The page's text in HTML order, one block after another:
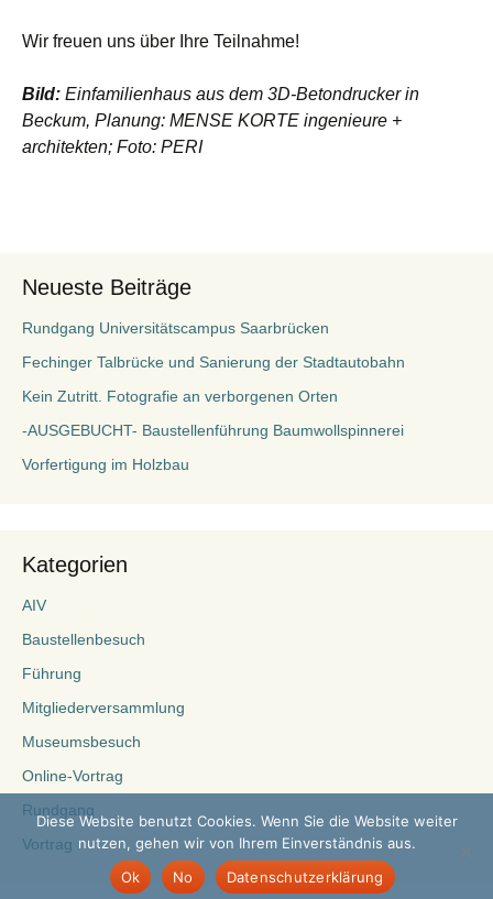
Wir freuen uns über Ihre Teilnahme!
Bild: Einfamilienhaus aus dem 3D-Betondrucker in
Beckum, Planung: MENSE KORTE ingenieure +
architekten; Foto: PERI
Neueste Beiträge
Rundgang Universitätscampus Saarbrücken
Fechinger Talbrücke und Sanierung der Stadtautobahn
Kein Zutritt. Fotografie an verborgenen Orten
-AUSGEBUCHT- Baustellenführung Baumwollspinnerei
Vorfertigung im Holzbau
Kategorien
AIV
Baustellenbesuch
Führung
Mitgliederversammlung
Museumsbesuch
Online-Vortrag
Rundgang
Vortrag
Diese Website benutzt Cookies. Wenn Sie die Website weiter
nutzen, gehen wir von Ihrem Einverständnis aus.
Ok
No Datenschutzerklärung